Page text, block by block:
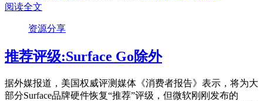
阅读全文
资源分享
推荐评级:Surface Go除外
据外媒报道，美国权威评测媒体《消费者报告》表示，将为大
部分Surface品牌硬件恢复“推荐”评级，但微软刚刚发布的